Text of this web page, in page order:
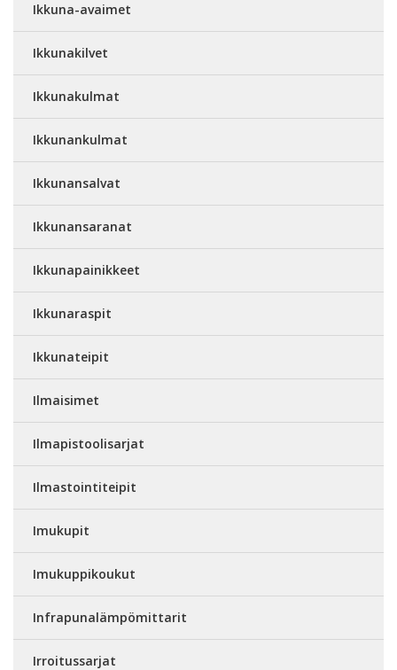
Ikkuna-avaimet
Ikkunakilvet
Ikkunakulmat
Ikkunankulmat
Ikkunansalvat
Ikkunansaranat
Ikkunapainikkeet
Ikkunaraspit
Ikkunateipit
Ilmaisimet
Ilmapistoolisarjat
Ilmastointiteipit
Imukupit
Imukuppikoukut
Infrapunalämpömittarit
Irroitussarjat